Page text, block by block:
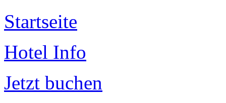
Startseite
Hotel Info
Jetzt buchen